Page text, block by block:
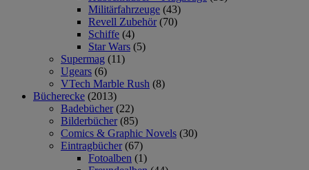
Militärfahrzeuge (43)
Revell Zubehör (70)
Schiffe (4)
Star Wars (5)
Supermag (11)
Ugears (6)
VTech Marble Rush (8)
Bücherecke (2013)
Badebücher (22)
Bilderbücher (85)
Comics & Graphic Novels (30)
Eintragbücher (67)
Fotoalben (1)